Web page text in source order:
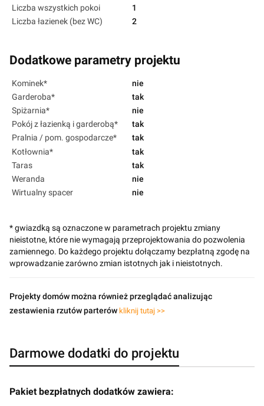
Liczba wszystkich pokoi
1
Liczba łazienek (bez WC)
2
Dodatkowe parametry projektu
Kominek*
nie
Garderoba*
tak
Spiżarnia*
nie
Pokój z łazienką i garderobą*
tak
Pralnia / pom. gospodarcze*
tak
Kotłownia*
tak
Taras
tak
Weranda
nie
Wirtualny spacer
nie
* gwiazdką są oznaczone w parametrach projektu zmiany
nieistotne, które nie wymagają przeprojektowania do pozwolenia
zamiennego. Do każdego projektu dołączamy bezpłatną zgodę na
wprowadzanie zarówno zmian istotnych jak i nieistotnych.
Projekty domów można również przeglądać analizując
zestawienia rzutów parterów kliknij tutaj >>
Darmowe dodatki do projektu
Pakiet bezpłatnych dodatków zawiera: